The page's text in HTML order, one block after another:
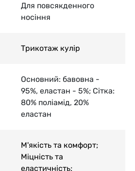
Для повсякденного
носіння
Трикотаж кулір
Основний: бавовна -
95%, еластан - 5%; Сітка:
80% поліамід, 20%
еластан
М'якість та комфорт;
Міцність та
еластичність;